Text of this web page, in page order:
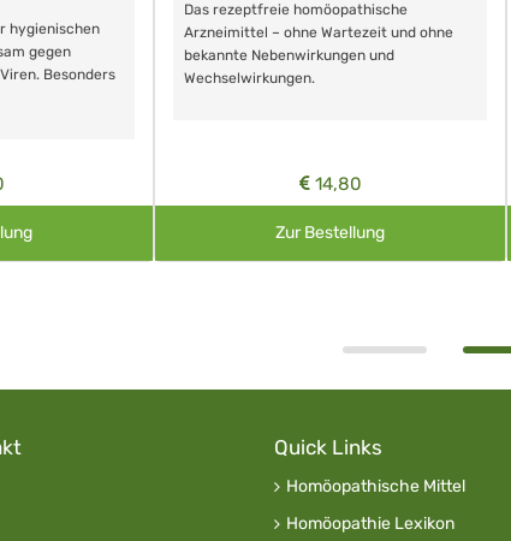
hygienischen
gegen
Besonders
Das rezeptfreie homöopathische
Arzneimittel – ohne Wartezeit und ohne
bekannte Nebenwirkungen und
Wechselwirkungen.
14,80
Zur Bestellung
Quick Links
Homöopathische Mittel
Homöopathie Lexikon